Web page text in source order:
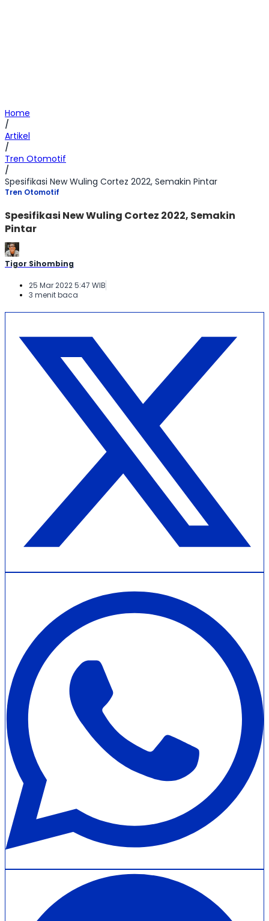
Home
/
Artikel
/
Tren Otomotif
/
Spesifikasi New Wuling Cortez 2022, Semakin Pintar
Tren Otomotif
Spesifikasi New Wuling Cortez 2022, Semakin
Pintar
Tigor Sihombing
25 Mar 2022 5:47 WIB
3 menit baca